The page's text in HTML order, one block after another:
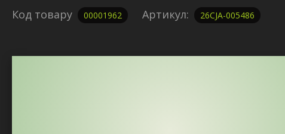
Код товару 00001962 Артикул: 26CJA-005486